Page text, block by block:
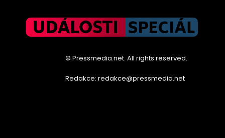
© Pressmedia.net. All rights reserved.
Redakce: redakce@pressmedia.net